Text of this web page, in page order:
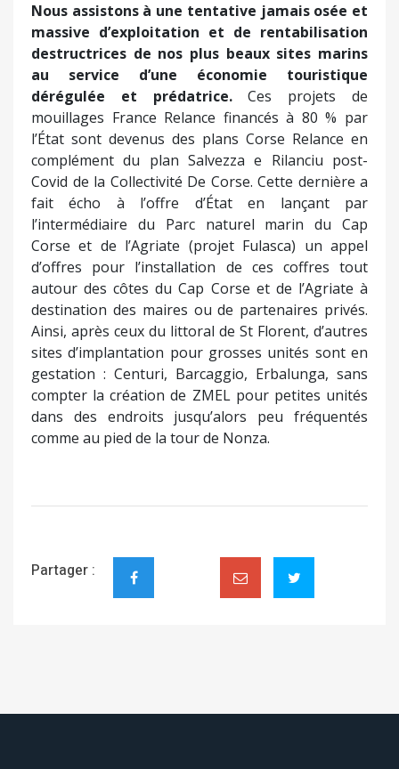
Nous assistons à une tentative jamais osée et
massive d’exploitation et de rentabilisation
destructrices de nos plus beaux sites marins
au service d’une économie touristique
dérégulée et prédatrice.Ces projets de
mouillages France Relance financés à 80 % par
l’État sont devenus des plans Corse Relance en
complément du plan Salvezza e Rilanciu post-
Covid de la Collectivité De Corse. Cette dernière a
fait écho à l’offre d’État en lançant par
l’intermédiaire du Parc naturel marin du Cap
Corse et de l’Agriate (projet Fulasca) un appel
d’offres pour l’installation de ces coffres tout
autour des côtes du Cap Corse et de l’Agriate à
destination des maires ou de partenaires privés.
Ainsi, après ceux du littoral de St Florent, d’autres
sites d’implantation pour grosses unités sont en
gestation : Centuri, Barcaggio, Erbalunga, sans
compter la création de ZMEL pour petites unités
dans des endroits jusqu’alors peu fréquentés
comme au pied de la tour de Nonza.
Partager :